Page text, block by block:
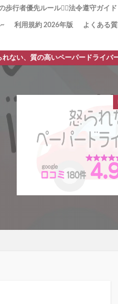
歩行者優先ルール🚶‍♀️法令遵守ガイド
れる横断歩道！啓発は力なり
優先方法：追突被害の可能性を減ら
策【横断歩道+1】事故や違反の減少
→停止義務は!?安全に通行する安心
道と対向車側の渋滞🚗 一時停止義
利用規約 2026年版 よくある質
認をしっ
るの？
の高いペーパードライバー講習です